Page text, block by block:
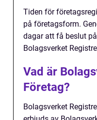
Tiden för
på företagsform.
dagar att få beslut
Bolagsverket
Vad är
Företag?
Bolagsverket